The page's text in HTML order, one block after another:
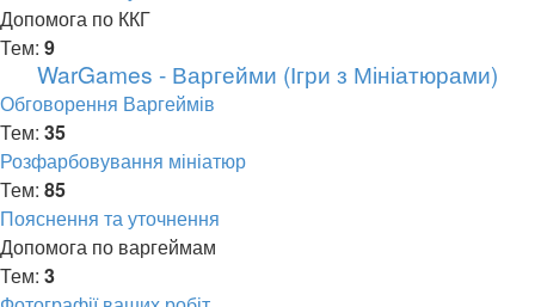
Допомога по ККГ
Тем: 9
WarGames - Варгейми (Ігри з Мініатюрами)
Обговорення Варгеймів
Тем: 35
Розфарбовування мініатюр
Тем: 85
Пояснення та уточнення
Допомога по варгеймам
Тем: 3